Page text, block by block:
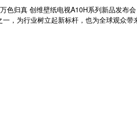
色归真 创维壁纸电视A10H系列新品发布
，为行业树立起新标杆，也为全球观众带